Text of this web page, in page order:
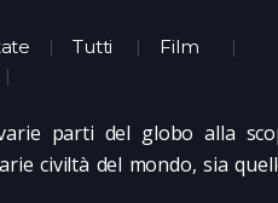
Tutti
Film
parti del globo alla
civiltà del mondo, sia